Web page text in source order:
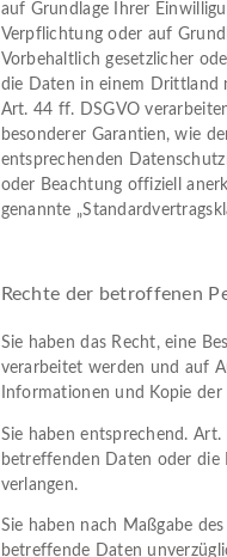
auf Grundlage Ihrer
Verpflichtung oder auf
Vorbehaltlich gesetzlicher
die Daten in einem Drittland
Art. 44 ff. DSGVO
besonderer Garantien, wie
entsprechenden
oder Beachtung offiziell
genannte
Rechte der betroffenen
Sie haben das Recht, eine
verarbeitet werden und auf
Informationen und Kopie
Sie haben entsprechend.
betreffenden Daten oder
verlangen.
Sie haben nach Maßgabe
betreffende Daten